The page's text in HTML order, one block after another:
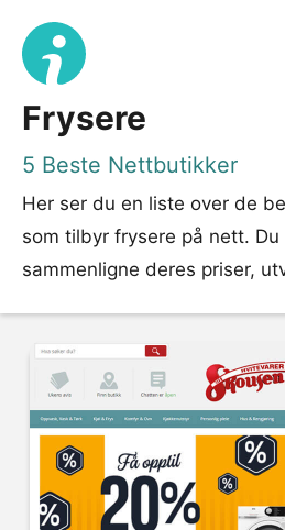
Frysere
5 Beste Nettbutikker
Her ser du en liste over de
som tilbyr frysere på nett.
sammenligne deres priser,